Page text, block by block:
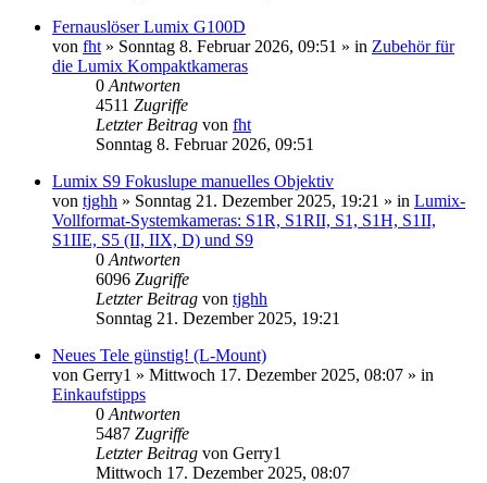
Fernauslöser Lumix G100D
von fht » Sonntag 8. Februar 2026, 09:51 » in Zubehör für
die Lumix Kompaktkameras
0 Antworten
4511 Zugriffe
Letzter Beitrag von fht
Sonntag 8. Februar 2026, 09:51
Lumix S9 Fokuslupe manuelles Objektiv
von tjghh » Sonntag 21. Dezember 2025, 19:21 » in Lumix-
Vollformat-Systemkameras: S1R, S1RII, S1, S1H, S1II,
S1IIE, S5 (II, IIX, D) und S9
0 Antworten
6096 Zugriffe
Letzter Beitrag von tjghh
Sonntag 21. Dezember 2025, 19:21
Neues Tele günstig! (L-Mount)
von Gerry1 » Mittwoch 17. Dezember 2025, 08:07 » in
Einkaufstipps
0 Antworten
5487 Zugriffe
Letzter Beitrag von Gerry1
Mittwoch 17. Dezember 2025, 08:07